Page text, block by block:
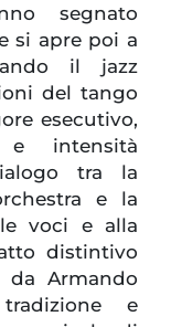
segnato
si apre poi a
il jazz
del tango
esecutivo,
e intensità
tra la
e la
voci e alla
distintivo
Armando
e